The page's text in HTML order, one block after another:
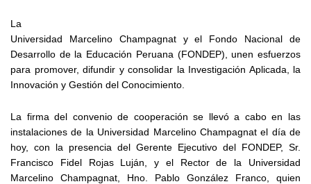
La
Universidad Marcelino Champagnat y el Fondo Nacional de
Desarrollo de la Educación Peruana (FONDEP), unen esfuerzos
para promover, difundir y consolidar la Investigación Aplicada, la
Innovación y Gestión del Conocimiento.
La firma del convenio de cooperación se llevó a cabo en las
instalaciones de la Universidad Marcelino Champagnat el día de
hoy, con la presencia del Gerente Ejecutivo del FONDEP, Sr.
Francisco Fidel Rojas Luján, y el Rector de la Universidad
Marcelino Champagnat, Hno. Pablo González Franco, quien